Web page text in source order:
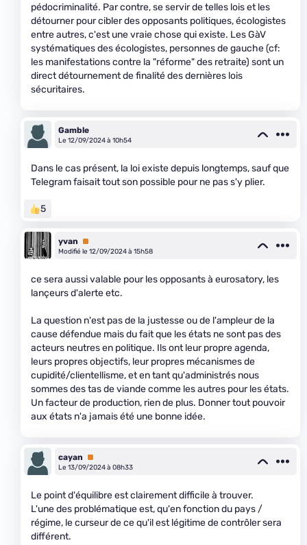
pédocriminalité. Par contre, se servir de telles lois et les
détourner pour cibler des opposants politiques, écologistes
entre autres, c'est une vraie chose qui existe. Les GàV
systématiques des écologistes, personnes de gauche (cf:
les manifestations contre la "réforme" des retraite) sont un
direct détournement de finalité des dernières lois
sécuritaires.
Gamble
Le 12/09/2024 à 10h54
Dans le cas présent, la loi existe depuis longtemps, sauf que
Telegram faisait tout son possible pour ne pas s'y plier.
5
yvan
Premium
Modifié le 12/09/2024 à 15h58
ce sera aussi valable pour les opposants à eurosatory, les
lançeurs d'alerte etc.
La question n'est pas de la justesse ou de l'ampleur de la
cause défendue mais du fait que les états ne sont pas des
acteurs neutres en politique. Ils ont leur propre agenda,
leurs propres objectifs, leur propres mécanismes de
cupidité/clientellisme, et en tant qu'administrés nous
sommes des tas de viande comme les autres pour les états.
Un facteur de production, rien de plus. Donner tout pouvoir
aux états n'a jamais été une bonne idée.
cayan
Premium
Le 13/09/2024 à 08h33
Le point d'équilibre est clairement difficile à trouver.
L'une des problématique est, qu'en fonction du pays /
régime, le curseur de ce qu'il est légitime de contrôler sera
différent.